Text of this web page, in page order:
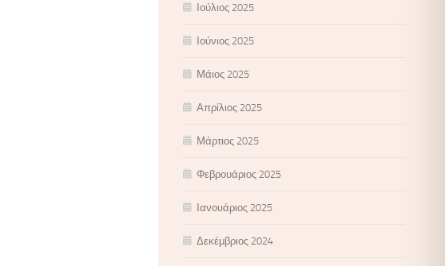
Ιούλιος 2025
Ιούνιος 2025
Μάιος 2025
Απρίλιος 2025
Μάρτιος 2025
Φεβρουάριος 2025
Ιανουάριος 2025
Δεκέμβριος 2024